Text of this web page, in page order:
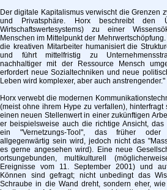
Der digitale Kapitalismus verwischt die Grenzen
und Privatsphäre. Horx beschreibt den
Wirtschaftswertesystems) zu einer
Menschen im Mittelpunkt der
die kreativen Mitarbeiter humanisiert die
und führt mittelfristig zu
nachhaltiger mit der Ressource Mensch
erfordert neue Sozialtechniken und neue
Leben wird komplexer, aber auch anstrengender."
Horx verwebt die modernen
(meist ohne ihrem Hype zu verfallen),
einen neuen Stellenwert in einer zukünftigen
er beispielsweise auch die richtige Ansicht,
ein "Vernetzungs-Tool", das früher oder
allgegenwärtig sein wird, jedoch nicht das
es gerne angesehen wird). Eine neue
ortsungebunden, multikulturell
Ereignisse vom 11. September 2001) und
Können sind gefragt; nicht unbedingt das
Schraube in die Wand dreht, sondern eher,